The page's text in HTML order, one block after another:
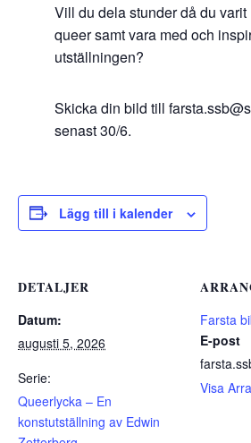
Vill du dela stunder då du
queer samt vara med och
utställningen?
Skicka din bild till
senast 30/6.
Lägg till i kalender
DETALJER
Datum:
augusti 5, 2026
Serie:
Queerlycka – En
konstutställning av Edwin
Farsta
E-post
Visa